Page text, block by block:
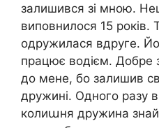
залишився зі мною.
виповнилося 15 років.
одружилася вдруге.
працює водієм. Добре
до мене, бо залишив
дружині. Одного разу
колиաня дружина